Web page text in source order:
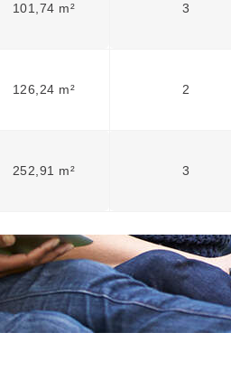
101,74 m² 3
126,24 m² 2
252,91 m² 3